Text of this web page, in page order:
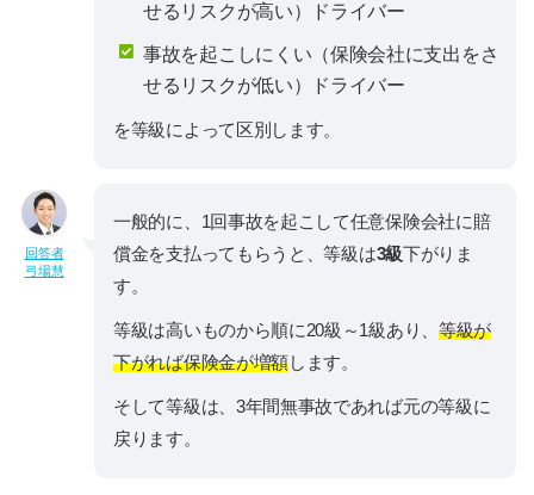
せるリスクが高い）ドライバー
事故を起こしにくい（保険会社に支出をさ
せるリスクが低い）ドライバー
を等級によって区別します。
回答者
弓場慧
一般的に、1回事故を起こして任意保険会社に賠
償金を支払ってもらうと、等級は3級下がりま
す。
等級は高いものから順に20級～1級あり、 等級が
下がれば保険金が増額します。
そして等級は、3年間無事故であれば元の等級に
戻ります。